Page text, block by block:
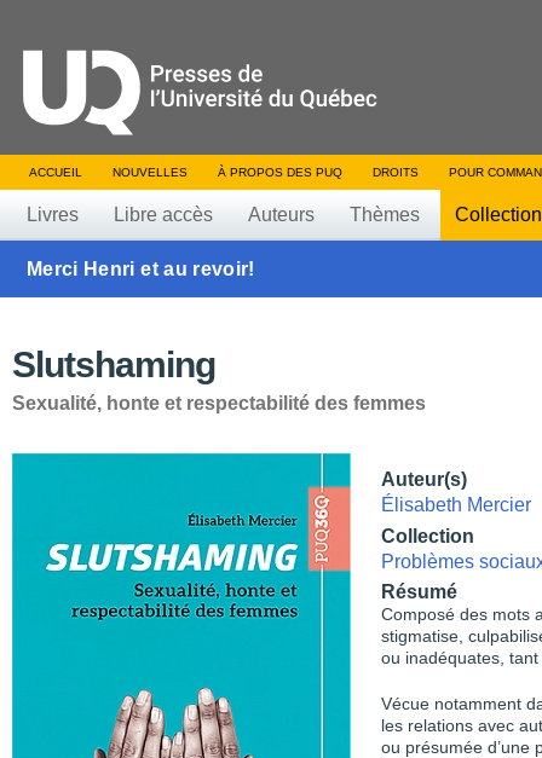
ACCUEIL NOUVELLES À PROPOS DES PUQ DROITS POUR
Livres Libre accès Auteurs Thèmes
Merci Henri et au revoir!
Slutshaming
Sexualité, honte et respectabilité des femmes
Auteur(s)
Élisabeth Mercier
Collection
Problèmes
Résumé
Composé des mots
stigmatise,
ou inadéquates,
Vécue notamment
les relations avec
ou présumée d’une